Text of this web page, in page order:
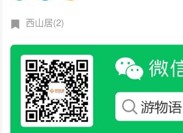
西山居(2)